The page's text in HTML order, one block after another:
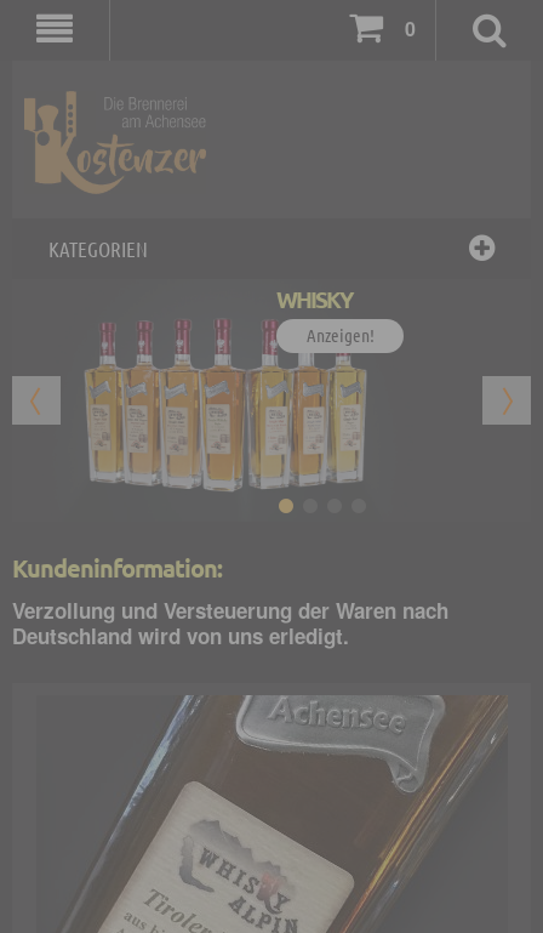
0
KATEGORIEN
WHISKY
Anzeigen!
Kundeninformation:
Verzollung und Versteuerung der Waren nach
Deutschland wird von uns erledigt.